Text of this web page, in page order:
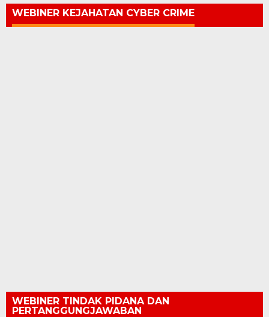
WEBINER KEJAHATAN CYBER CRIME
WEBINER TINDAK PIDANA DAN
PERTANGGUNGJAWABAN